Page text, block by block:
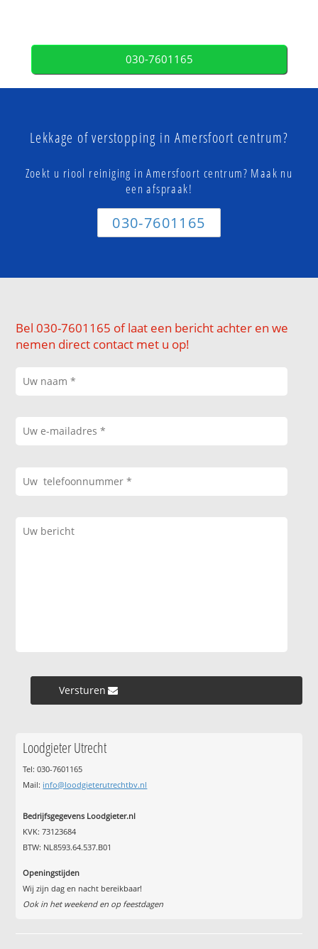
030-7601165
Lekkage of verstopping in Amersfoort centrum?
Zoekt u riool reiniging in Amersfoort centrum? Maak nu
een afspraak!
030-7601165
Bel 030-7601165 of laat een bericht achter en we
nemen direct contact met u op!
Versturen »
Loodgieter Utrecht
Tel: 030-7601165
Mail: info@loodgieterutrechtbv.nl
Bedrijfsgegevens Loodgieter.nl
KVK: 73123684
BTW: NL8593.64.537.B01
Openingstijden
Wij zijn dag en nacht bereikbaar!
Ook in het weekend en op feestdagen